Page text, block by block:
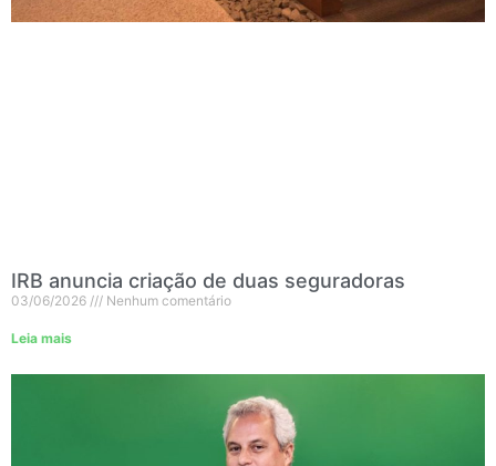
IRB anuncia criação de duas seguradoras
03/06/2026 Nenhum comentário
Leia mais